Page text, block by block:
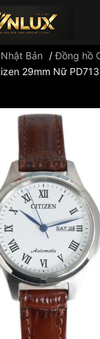
Bản /Đồng hồ
29mm Nữ